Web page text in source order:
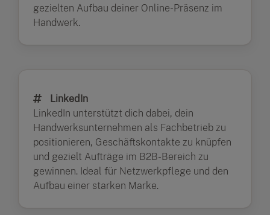
gezielten Aufbau deiner Online-Präsenz im
Handwerk.
LinkedIn
LinkedIn unterstützt dich dabei, dein
Handwerksunternehmen als Fachbetrieb zu
positionieren, Geschäftskontakte zu knüpfen
und gezielt Aufträge im B2B-Bereich zu
gewinnen. Ideal für Netzwerkpflege und den
Aufbau einer starken Marke.